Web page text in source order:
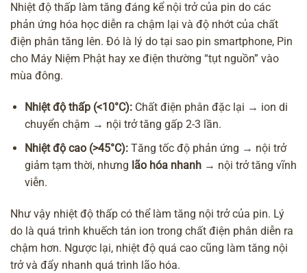
Nhiệt độ thấp làm tăng đáng kể nội trở của pin do các
phản ứng hóa học diễn ra chậm lại và độ nhớt của chất
điện phân tăng lên. Đó là lý do tại sao pin smartphone, Pin
cho Máy Niệm Phật hay xe điện thường “tụt nguồn” vào
mùa đông.
Nhiệt độ thấp (<10°C): Chất điện phân đặc lại → ion di
chuyển chậm → nội trở tăng gấp 2-3 lần.
Nhiệt độ cao (>45°C): Tăng tốc độ phản ứng → nội trở
giảm tạm thời, nhưng lão hóa nhanh → nội trở tăng vĩnh
viễn.
Như vậy nhiệt độ thấp có thể làm tăng nội trở của pin. Lý
do là quá trình khuếch tán ion trong chất điện phân diễn ra
chậm hơn. Ngược lại, nhiệt độ quá cao cũng làm tăng nội
trở và đẩy nhanh quá trình lão hóa.